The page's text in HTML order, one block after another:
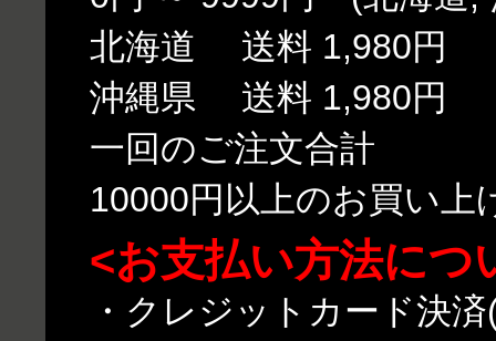
北海道 送料 1,980円
沖縄県 送料 1,980円
一回のご注文合計
10000円以上のお買い上
<お支払い方法につ
・クレジットカード決